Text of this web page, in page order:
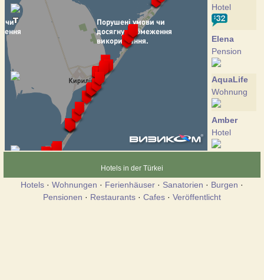
Hotel
Elena
Pension
AquaLife
Wohnung
Amber
Hotel
Briz
Hotels in der Türkei
Hotels · Wohnungen · Ferienhäuser · Sanatorien · Burgen ·
Pensionen · Restaurants · Cafes · Veröffentlicht